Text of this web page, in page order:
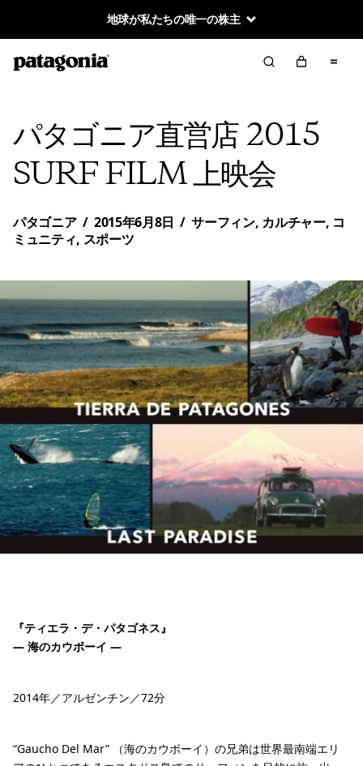
地球が私たちの唯一の株主
パタゴニア直営店 2015
SURF FILM 上映会
パタゴニア / 2015年6月8日 / サーフィン, カルチャー, コ
ミュニティ, スポーツ
『ティエラ・デ・パタゴネス』
― 海のカウボーイ ―
2014年／アルゼンチン／72分
“Gaucho Del Mar” （海のカウボーイ）の兄弟は世界最南端エリ